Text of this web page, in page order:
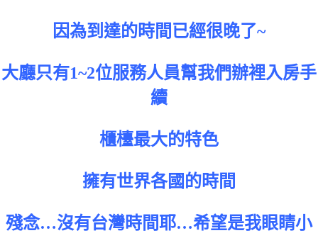
因為到達的時間已經很晚了~
大廳只有1~2位服務人員幫我們辦裡入房手
續
櫃檯最大的特色
擁有世界各國的時間
殘念…沒有台灣時間耶…希望是我眼睛小